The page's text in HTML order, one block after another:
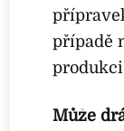
případě
Může